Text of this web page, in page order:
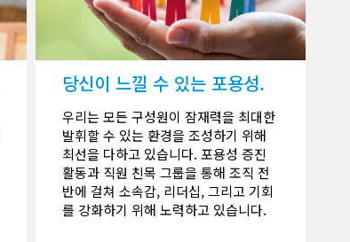
당신이 느낄 수 있는 포용성.
우리는 모든 구성원이 잠재력을 최대한
발휘할 수 있는 환경을 조성하기 위해
최선을 다하고 있습니다. 포용성 증진
활동과 직원 친목 그룹을 통해 조직 전
반에 걸쳐 소속감, 리더십, 그리고 기회
를 강화하기 위해 노력하고 있습니다.